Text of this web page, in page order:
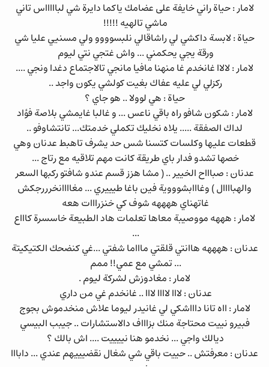
لامار : حياة راني خايفة على عضامك ياكما دايرة شي لباااااس تاني
ماشي تالهيه !!!!!
حياة : لابسة داكشي لي راشاقالي نلبسوووو ولي مسنيي عليا شي
ورقة يجي يحكمني ... واش غتجي نتي ليوم
لامار : لالاا غانخدم غا منهنا مافيا مانجي تالاجتماع دغدا ونجي ....
ركزلي لي عليه عفاك بغيت كولشي يكون واجد ..
حياة : هي لوولا .. هو جاي ؟
لامار : شكون شافو راه باقي ناعس ... و غالبا غايمشي بلاصة فؤاد
لداك الصفقة ..... يلاه نخليك تكملي خدمتك... تانتشاوفو ..
قطعات عليها وكلسات كتسنا شس حد يشرف تاهبط عدنان وهي
خصها تشدو فدار باي طريقة كانت مهم تلاقيه مع رتاج ...
عدنان : صباااح الخيير .. ( مشا هزز قسم عندو شافتو ركبها السعر
والهباااال ) وغااابشوووية فين باغا طيييري ... مغاااانخرررجكش
غاتهناي ههههه شوف كي خنزرااات هعه
لامار : هههه مووصيبة معاها تعلمات هاد الطبيعة خاسسرة كاااع
...
عدنان : ههههه هاانتي قلقتي ماااما شفتي ...غي كنضحك الكتيكيتة
... تمشي مع عمي!! ممم
لامار : مغادوزش لشركة ليوم .
عدنان : لااا لاااا لااا .. غانخدم غي من داري
لامار : ااه تانا داااشكي لي غانيدر ليوما علاش منخدموش بجوج
فبيرو نييت محتاجة منك بزاااف دالاستشارات .. جيبب البيسي
ديالك واجي ... نخدمو هنا نييييت .... اش بالك ؟
عدنان : معرفتش .. حييت باقي شي شغال نقضيييهم عندي ... دابااا